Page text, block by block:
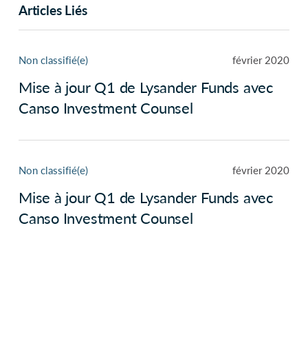
Articles Liés
Non classifié(e) février 2020
Mise à jour Q1 de Lysander Funds avec
Canso Investment Counsel
Non classifié(e) février 2020
Mise à jour Q1 de Lysander Funds avec
Canso Investment Counsel